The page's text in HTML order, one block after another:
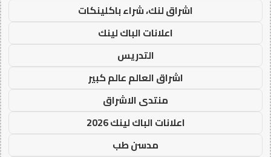
اشراق لنك، شراء باكلينكات
اعلانات الباك لينك
التدريس
اشراق العالم عالم كبير
منتدى الاشراق
اعلانات الباك لينك 2026
مدسن طب